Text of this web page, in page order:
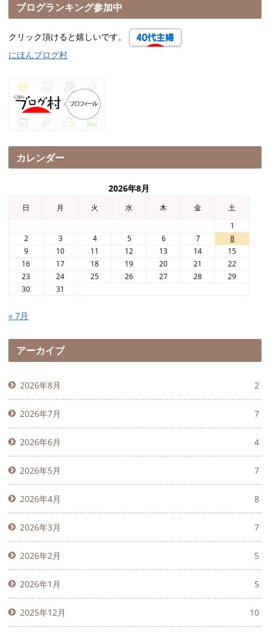
ブログランキング参加中
クリック頂けると嬉しいです。
にほんブログ村
カレンダー
2026年8月
日 月 火 水 木 金
土
1
2
3 4 5 6 7
8
9
10 11 12 13 14
15
16
17 18 19 20 21
22
23
24 25 26 27 28
29
30
31
« 7月
アーカイブ
2026年8月 2
2026年7月 7
2026年6月 4
2026年5月 7
2026年4月 8
2026年3月 7
2026年2月 5
2026年1月 5
2025年12月 10